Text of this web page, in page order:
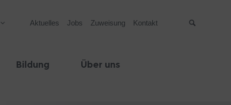
Aktuelles Jobs Zuweisung Kontakt
Bildung Über uns